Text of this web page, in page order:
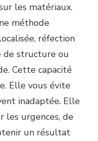
les matériaux.
méthode
réfection
de structure ou
Cette capacité
Elle vous évite
inadaptée. Elle
les urgences, de
un résultat